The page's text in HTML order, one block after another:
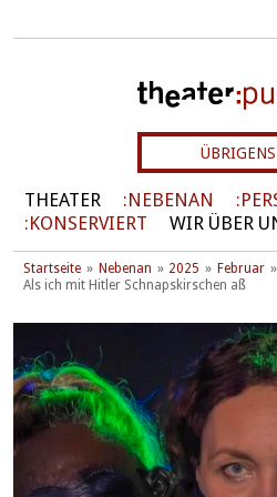
THEATER NEBENAN
KONSERVIERT
WIR ÜBER
Startseite Nebenan 2025
Februar
Als ich mit Hitler Schnapskirschen aß